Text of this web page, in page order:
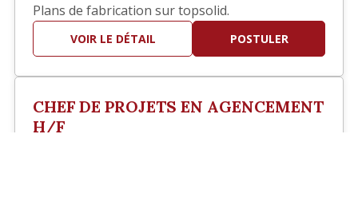
Plans de fabrication sur topsolid.
VOIR LE DÉTAIL POSTULER
CHEF DE PROJETS EN AGENCEMENT
H/F